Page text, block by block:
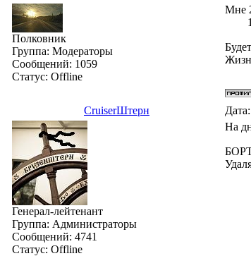
Полковник
Группа: Модераторы
Сообщений: 1059
Статус: Offline
Мне
СruiserШтерн
Генерал-лейтенант
Группа: Администраторы
Сообщений: 4741
Статус: Offline
На